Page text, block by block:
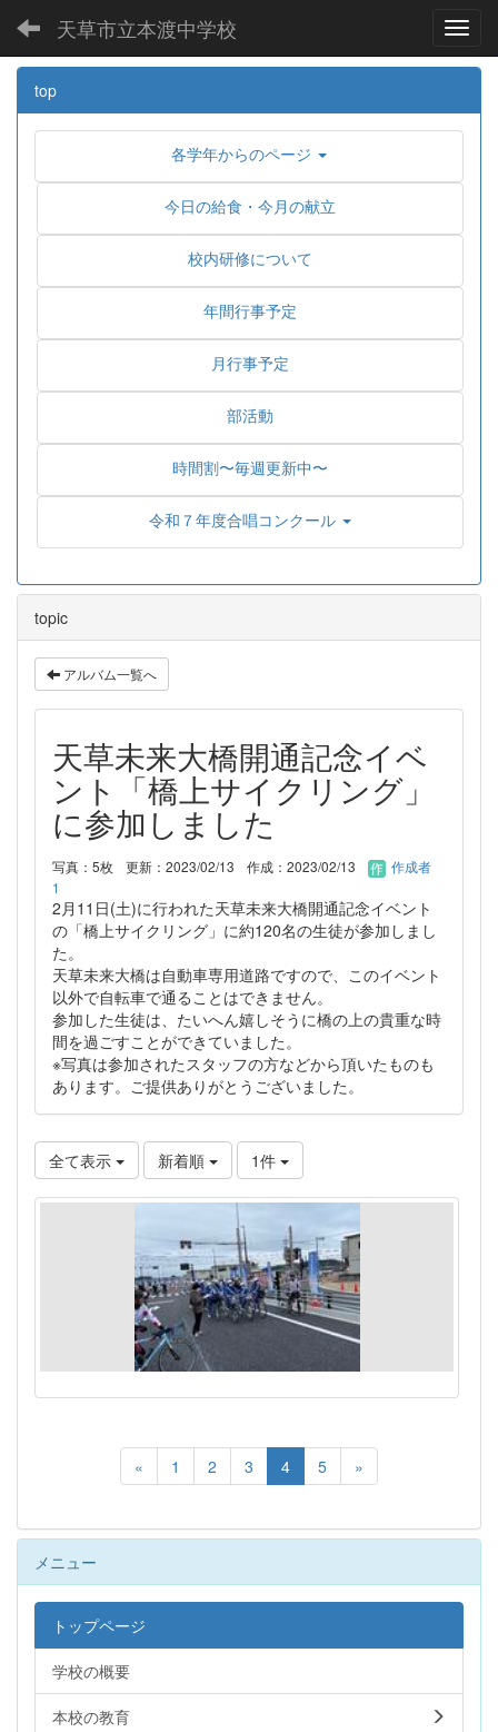
天草市立本渡中学校
top
各学年からのページ
今日の給食・今月の献立
校内研修について
年間行事予定
月行事予定
部活動
時間割〜毎週更新中〜
令和７年度合唱コンクール
topic
アルバム一覧へ
天草未来大橋開通記念イベ
ント「橋上サイクリング」
に参加しました
写真：5枚 更新：2023/02/13 作成：2023/02/13
作成者
1
2月11日(土)に行われた天草未来大橋開通記念イベント
の「橋上サイクリング」に約120名の生徒が参加しまし
た。
天草未来大橋は自動車専用道路ですので、このイベント
以外で自転車で通ることはできません。
参加した生徒は、たいへん嬉しそうに橋の上の貴重な時
間を過ごすことができていました。
※写真は参加されたスタッフの方などから頂いたものも
あります。ご提供ありがとうございました。
全て表示 新着順 1件
« 1 2 3 4 5 »
メニュー
トップページ
学校の概要
本校の教育